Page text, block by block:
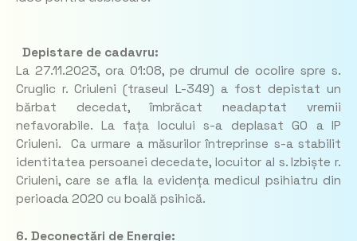
Depistare de cadavru:
La 27.11.2023, ora 01:08, pe drumul de ocolire spre s.
Cruglic r. Criuleni (traseul L-349) a fost depistat un
bărbat decedat, îmbrăcat neadaptat vremii
nefavorabile. La fața locului s-a deplasat GO a IP
Criuleni. Ca urmare a măsurilor întreprinse s-a stabilit
identitatea persoanei decedate, locuitor al s. Izbiște r.
Criuleni, care se afla la evidența medicul psihiatru din
perioada 2020 cu boală psihică.
6. Deconectări de Energie: